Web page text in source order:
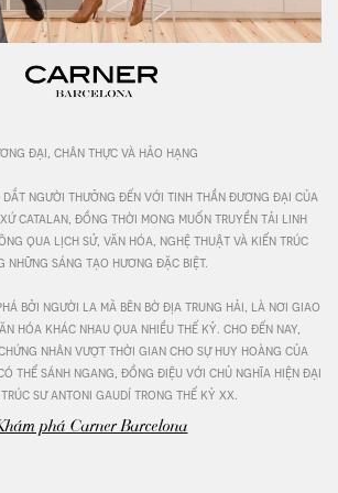
đại, chân thực và hảo hạng
người thưởng đến với tinh thần đương đại của
catalan, đồng thời mong muốn truyền tải linh
qua lịch sử, văn hóa, nghệ thuật và kiến trúc
những sáng tạo hương đặc biệt.
bởi người la mã bên bờ địa trung hải, là nơi giao
hóa khác nhau qua nhiều thế kỷ. cho đến nay,
nhân vượt thời gian cho sự huy hoàng của
thể sánh ngang, đồng điệu với chủ nghĩa hiện đại
trúc sư antoni gaudí trong thế kỷ xx.
phá Carner Barcelona